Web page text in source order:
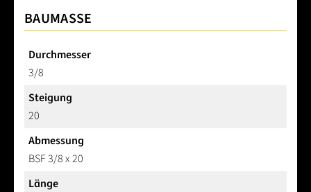
BAUMASSE
Durchmesser
3/8
Steigung
20
Abmessung
BSF 3/8 x 20
Länge